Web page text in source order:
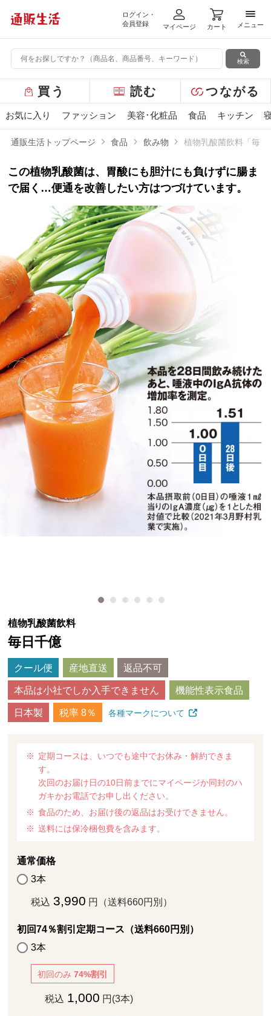
ログイン・
会員登録
マイページ カート
メニ
メニュー
検索
ー
バ
ュ
ー
買う 読む つながる
お気に入り ファッション 美容･化粧品 食品 キッチン
通販生活トップページ 食品 飲み物 植物乳酸菌飲料「毎日
この植物乳酸菌は、胃酸にも胆汁にも負けずに腸ま
で届く…便通を改善したい方はつづけています。
植物乳酸菌飲料
毎日千億
クール便 産地直送 返品不可
本品は小社でしか入手できません 機能性表示食品
日本製 税率 8％ 各種マークについて
定期コースは、いつでも途中でお休み・解約できま
す。
次回のお届け日の10日前までにマイページか同封のハ
ガキかお電話でお申し出ください。
食品のため、お届け後の返品はお受けできません。
送料には保冷梱包費を含みます。
通常価格
3本
税込 3,990 円（送料660円別）
初回74％割引定期コース（送料660円別）
3本
初回のみ74%割引
税込 1,000 円(3本)